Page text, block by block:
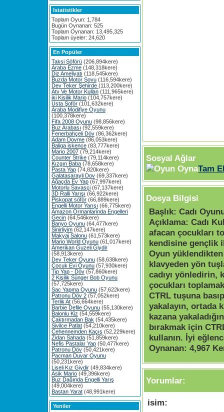
Istatistikler
Toplam Oyun: 1,784
Bugün Oynanan: 525
Toplam Oynanan: 13,495,325
Toplam üyeler: 24,620
En Popüler
Taksi Şöförü (206,894kere)
Araba Ezme (148,318kere)
Diz Ameliyatı (118,545kere)
Buzda Motor Şovu (116,594kere)
Dev Teker Şehirde (113,200kere)
Atv Ve Motor Kullan (111,965kere)
iki Kisilik Mario (104,757kere)
Usta Şoför (101,632kere)
Araba Modifiye Oyunu
(100,378kere)
Fifa 2008 Oyunu (98,856kere)
Buz Arabası (92,559kere)
Fenerbahçeli Döv (86,362kere)
Adam Dovme (86,053kere)
Baliga iskence (83,777kere)
Mario 2007 (79,214kere)
Counter Strike (79,114kere)
Kızgın Baba (78,658kere)
Pasta Yap (74,820kere)
Galatasarayli Dov (69,337kere)
Ağaçda Ev Yap (67,997kere)
Motorlu Savasçi (67,137kere)
3D Ralli Yarışı (66,922kere)
Piskopat söför (66,889kere)
Engelli Motor Yarışı (66,775kere)
Amazon Ormanlarinda Engelleri
Gecin (64,546kere)
Banyo Oyunu (64,477kere)
Sinirliyim (62,147kere)
Makyaj Salonu (61,573kere)
Mario World Oyunu (61,017kere)
Amerikan Guzeli Giydir
(58,913kere)
Dev Teker Oyunu (58,638kere)
Çocuk Evi Oyunu (57,930kere)
Tip Yap - Döv (57,860kere)
2 Kişilik Sünger Bob Oyunu
(57,725kere)
Sac Yapma Oyunu (57,622kere)
Patronu Döv 2 (57,052kere)
Terlik At (56,664kere)
Barbie Defile Oyunu (55,130kere)
Balonlu Kiz (54,559kere)
Çaktırmadan Bak (54,435kere)
Sivilce Patlat (54,210kere)
Cehennemden Kaçış (52,229kere)
Zidan Sahada (51,859kere)
Nefis Pastalar Yap (50,477kere)
Patronu Döv (50,421kere)
Pacman Duvar Oyunu
(50,231kere)
Liseli Kız Giydir (49,834kere)
Asik Mario (49,396kere)
Buz Dağında Engelli Yarış
(49,004kere)
Bastan Yarat (48,991kere)
Yeniler
Sosyal Ağlar
Tam
Dosya Bilgisi
Başlık: Cadı
Açıklama: Cadı
afacan çocukları
kendisine gençlik
Oyun
klavyeden yön
cadıyı yönledirin,
çocukları
CTRL tuşuna
yakalayın, ortada
kazana
bırakmak için
kullanın. İyi
Oynanan: 4,967
Yorumlar:
isim: